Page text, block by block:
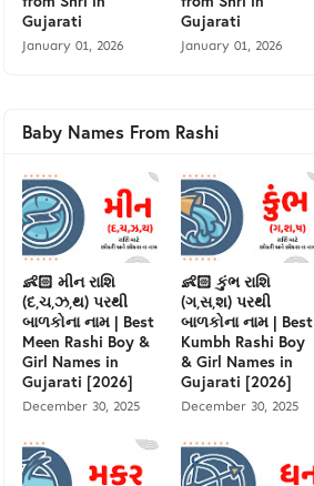
Gujarati
January 01, 2026
Gujarati
January 01, 2026
Baby Names From Rashi
👶🏻 મીન રાશિ
(દ,ચ,ઝ,થ) પરથી
બાળકોના નામ | Best
Meen Rashi Boy &
Girl Names in
Gujarati [2026]
December 30, 2025
👶🏻 કુંભ રાશિ
(ગ,સ,શ) પરથી
બાળકોના નામ | Best
Kumbh Rashi Boy
& Girl Names in
Gujarati [2026]
December 30, 2025